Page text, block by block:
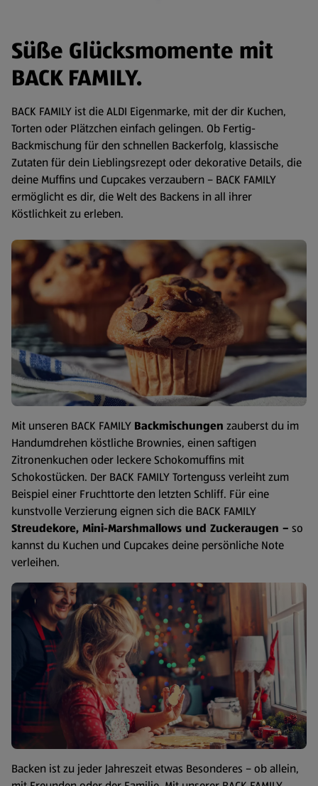
Süße Glücksmomente mit
BACK FAMILY.
BACK FAMILY ist die ALDI Eigenmarke, mit der dir Kuchen,
Torten oder Plätzchen einfach gelingen. Ob Fertig-
Backmischung für den schnellen Backerfolg, klassische
Zutaten für dein Lieblingsrezept oder dekorative Details, die
deine Muffins und Cupcakes verzaubern – BACK FAMILY
ermöglicht es dir, die Welt des Backens in all ihrer
Köstlichkeit zu erleben.
Mit unseren BACK FAMILY Backmischungen zauberst du im
Handumdrehen köstliche Brownies, einen saftigen
Zitronenkuchen oder leckere Schokomuffins mit
Schokostücken. Der BACK FAMILY Tortenguss verleiht zum
Beispiel einer Fruchttorte den letzten Schliff. Für eine
kunstvolle Verzierung eignen sich die BACK FAMILY
Streudekore, Mini-Marshmallows und Zuckeraugen – so
kannst du Kuchen und Cupcakes deine persönliche Note
verleihen.
Backen ist zu jeder Jahreszeit etwas Besonderes – ob allein,